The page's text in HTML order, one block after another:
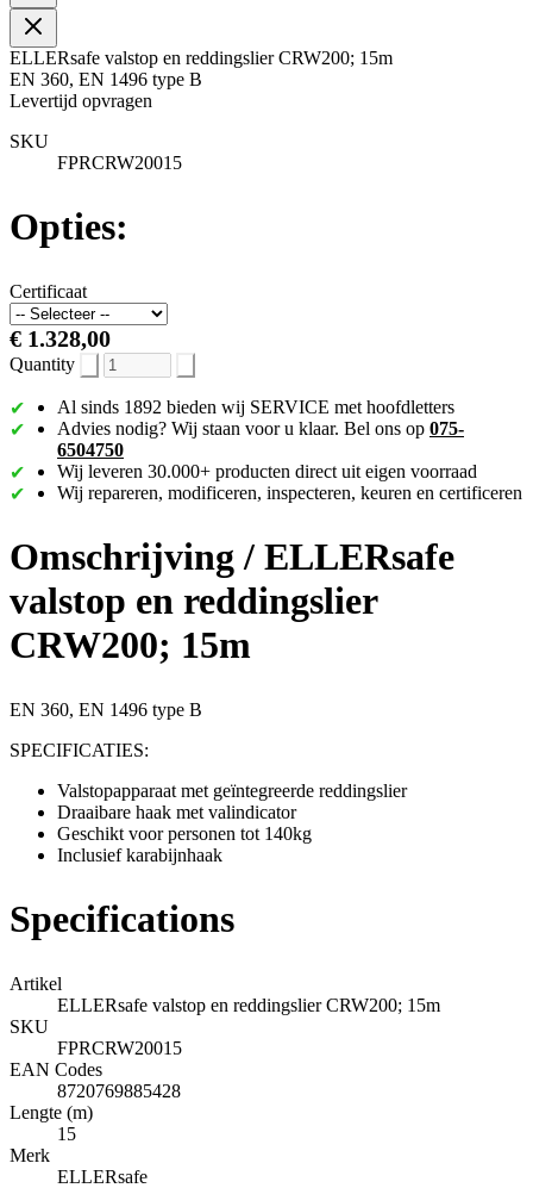
ELLERsafe valstop en reddingslier CRW200; 15m
EN 360, EN 1496 type B
Levertijd opvragen
SKU
FPRCRW20015
Opties:
Certificaat
€ 1.328,00
Quantity
Al sinds 1892 bieden wij SERVICE met hoofdletters
Advies nodig? Wij staan voor u klaar. Bel ons op 075-
6504750
Wij leveren 30.000+ producten direct uit eigen voorraad
Wij repareren, modificeren, inspecteren, keuren en certificeren
Omschrijving / ELLERsafe
valstop en reddingslier
CRW200; 15m
EN 360, EN 1496 type B
SPECIFICATIES:
Valstopapparaat met geïntegreerde reddingslier
Draaibare haak met valindicator
Geschikt voor personen tot 140kg
Inclusief karabijnhaak
Specifications
Artikel
ELLERsafe valstop en reddingslier CRW200; 15m
SKU
FPRCRW20015
EAN Codes
8720769885428
Lengte (m)
15
Merk
ELLERsafe